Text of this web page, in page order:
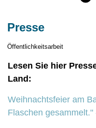
Presse
Öffentlichkeitsarbeit
Lesen Sie hier
Land:
Weihnachtsfeier am
Flaschen